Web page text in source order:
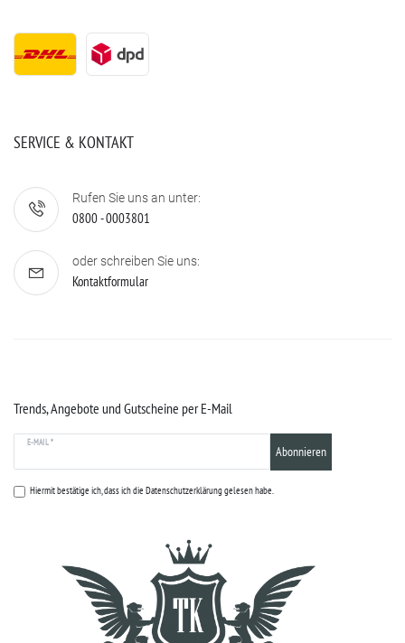
SERVICE & KONTAKT
Rufen Sie uns an unter:
0800 - 0003801
oder schreiben Sie uns:
Kontaktformular
Trends, Angebote und Gutscheine per E-Mail
E-MAIL *
Abonnieren
Hiermit bestätige ich, dass ich die Datenschutzerklärunggelesen habe.